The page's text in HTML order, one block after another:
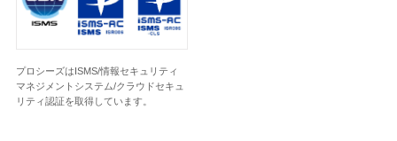
プロシーズはISMS/情報セキュリティ
マネジメントシステム/クラウドセキュ
リティ認証を取得しています。